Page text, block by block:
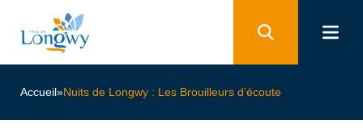
Accueil»Nuits de Longwy : Les Brouilleurs d’écoute
Panneau de gestion des cookies